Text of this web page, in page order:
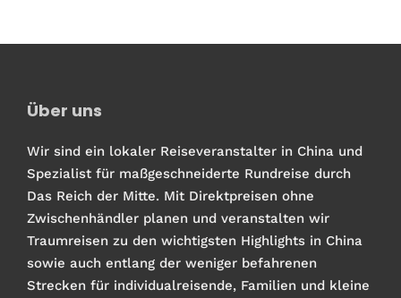
Über uns
Wir sind ein lokaler Reiseveranstalter in China und
Spezialist für maßgeschneiderte Rundreise durch
Das Reich der Mitte. Mit Direktpreisen ohne
Zwischenhändler planen und veranstalten wir
Traumreisen zu den wichtigsten Highlights in China
sowie auch entlang der weniger befahrenen
Strecken für individualreisende, Familien und kleine